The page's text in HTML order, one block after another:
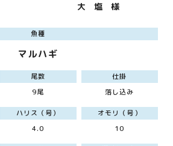
大 塩 様
魚種
マルハギ
尾数
9尾
仕掛
落し込み
ハリス（号）
4.0
オモリ（号）
10